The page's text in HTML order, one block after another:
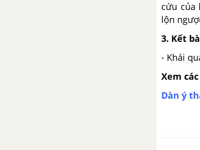
cứu của
lộn
3. Kết
- Khái
Xem
Dàn ý